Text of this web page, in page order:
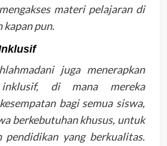
materi pelajaran di
kapan pun.
juga menerapkan
inklusif, di mana mereka
bagi semua siswa,
berkebutuhan khusus, untuk
pendidikan yang berkualitas.